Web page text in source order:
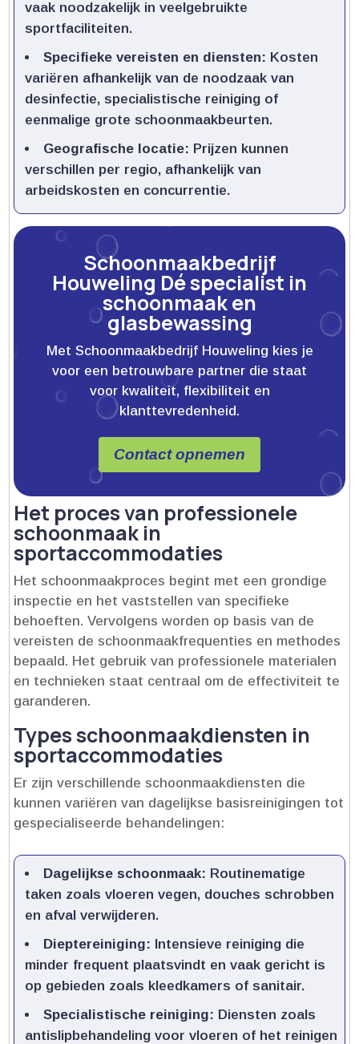
vaak noodzakelijk in veelgebruikte
sportfaciliteiten.​
Specifieke vereisten en diensten: Kosten
variëren afhankelijk van de noodzaak van
desinfectie, specialistische reiniging of
eenmalige grote schoonmaakbeurten.​
Geografische locatie: Prijzen kunnen
verschillen per regio, afhankelijk van
arbeidskosten en concurrentie.​
Schoonmaakbedrijf
Houweling Dé specialist in
schoonmaak en
glasbewassing
Met Schoonmaakbedrijf Houweling kies je
voor een betrouwbare partner die staat
voor kwaliteit, flexibiliteit en
klanttevredenheid.
Contact opnemen
Het proces van professionele
schoonmaak in
sportaccommodaties
Het schoonmaakproces begint met een grondige
inspectie en het vaststellen van specifieke
behoeften.​ Vervolgens worden op basis van de
vereisten de schoonmaakfrequenties en methodes
bepaald.​ Het gebruik van professionele materialen
en technieken staat centraal om de effectiviteit te
garanderen.​
Types schoonmaakdiensten in
sportaccommodaties
Er zijn verschillende schoonmaakdiensten die
kunnen variëren van dagelijkse basisreinigingen tot
gespecialiseerde behandelingen:
Dagelijkse schoonmaak: Routinematige
taken zoals vloeren vegen, douches schrobben
en afval verwijderen.​
Dieptereiniging: Intensieve reiniging die
minder frequent plaatsvindt en vaak gericht is
op gebieden zoals kleedkamers of sanitair.​
Specialistische reiniging: Diensten zoals
antislipbehandeling voor vloeren of het reinigen